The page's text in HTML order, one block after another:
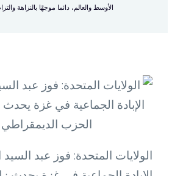
الأوسط والعالم، دائما موجهًا بالنزاهة
الولايات المتحدة: فوز عبد